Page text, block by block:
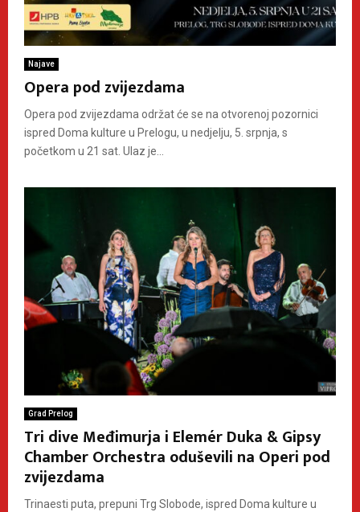
Najave
Opera pod zvijezdama
Opera pod zvijezdama održat će se na otvorenoj pozornici
ispred Doma kulture u Prelogu, u nedjelju, 5. srpnja, s
početkom u 21 sat. Ulaz je...
Grad Prelog
Tri dive Međimurja i Elemér Duka & Gipsy
Chamber Orchestra oduševili na Operi pod
zvijezdama
Trinaesti puta, prepuni Trg Slobode, ispred Doma kulture u